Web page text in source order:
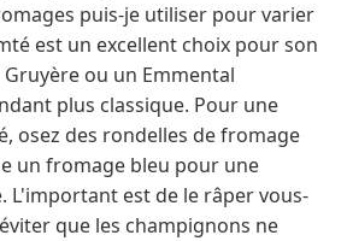
puis-je utiliser pour varier
est un excellent choix pour son
ou un Emmental
plus classique. Pour une
osez des rondelles de fromage
un fromage bleu pour une
L'important est de le râper vous-
que les champignons ne